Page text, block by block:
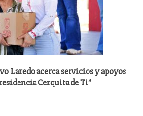
Laredo acerca servicios y apoyos
Cerquita de Ti”